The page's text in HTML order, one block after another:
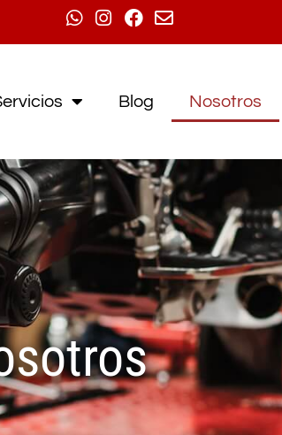
Blog Nosotros